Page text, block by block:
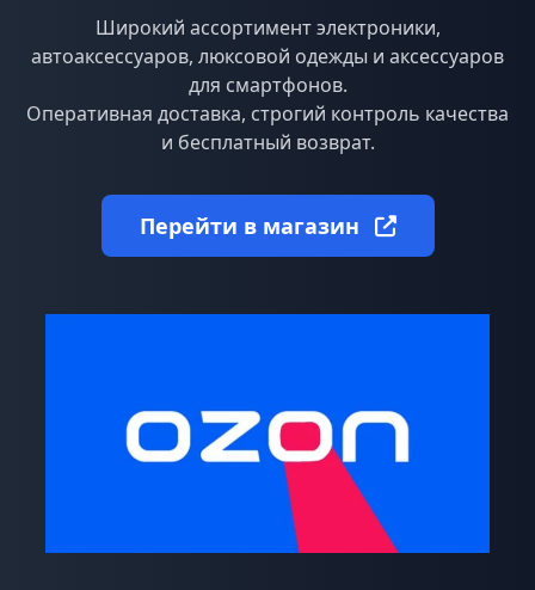
Широкий ассортимент электроники,
автоаксессуаров, люксовой одежды и аксессуаров
для смартфонов.
Оперативная доставка, строгий контроль качества
и бесплатный возврат.
Перейти в магазин